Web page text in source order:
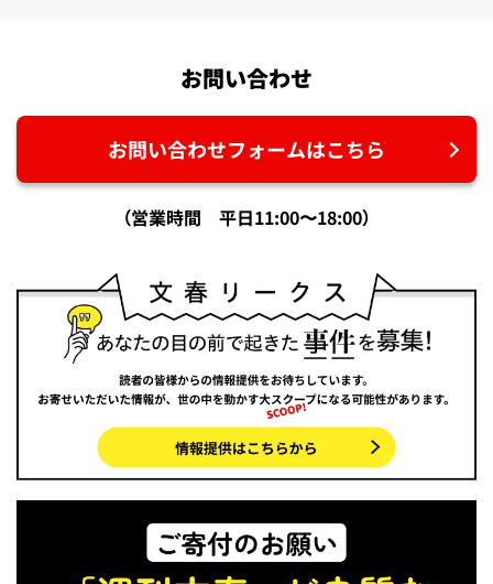
お問い合わせ
お問い合わせフォームはこちら
（営業時間 平日11:00〜18:00）